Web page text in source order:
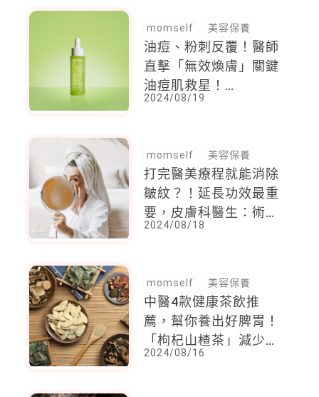
momself 美容保養
油痘、粉刺反覆！醫師
直擊「無效煥膚」關鍵
油痘肌救星！
BIODERMA 3D水楊酸
速煥膚、極控油
2024/08/19
momself 美容保養
打完醫美療程就能消除
皺紋？！延長功效最重
要，皮膚科醫生：術後
保養就選「胜肽」及
2024/08/18
momself 美容保養
中醫4款健康茶飲推
薦，幫你養出好脾胃！
「枸杞山楂茶」減少油
脂吸收，「玫瑰花茶」
2024/08/16